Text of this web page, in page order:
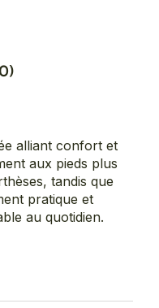
alliant confort et
aux pieds plus
tandis que
pratique et
au quotidien.